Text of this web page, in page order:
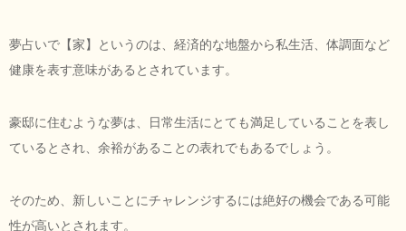
夢占いで【家】というのは、経済的な地盤から私生活、体調面など
健康を表す意味があるとされています。
豪邸に住むような夢は、日常生活にとても満足していることを表し
ているとされ、余裕があることの表れでもあるでしょう。
そのため、新しいことにチャレンジするには絶好の機会である可能
性が高いとされます。